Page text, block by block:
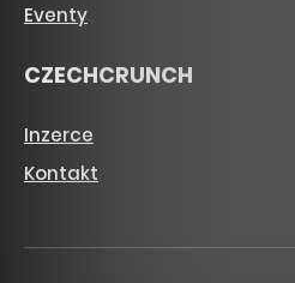
Eventy
CZECHCRUNCH
Inzerce
Kontakt